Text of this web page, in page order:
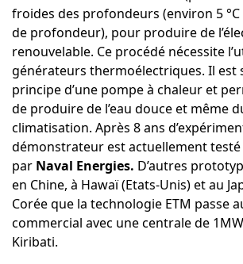
froides des profondeurs (environ 5 °C
de profondeur), pour produire de
renouvelable. Ce procédé nécessite
générateurs thermoélectriques. Il est
principe d’une pompe à chaleur et
de produire de l’eau douce et même
climatisation. Après 8 ans
démonstrateur est actuellement testé
par Naval Energies. D’autres
en Chine, à Hawaï (Etats-Unis) et au
Corée que la technologie ETM passe
commercial avec une centrale de
Kiribati.